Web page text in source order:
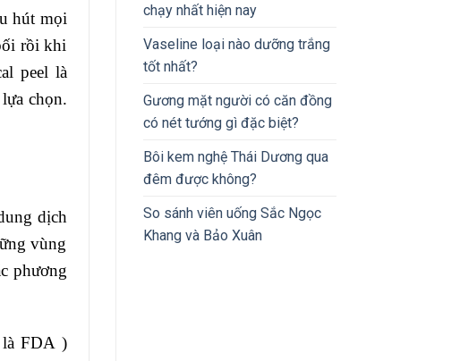
hút mọi
rồi khi
peel là
chọn.
dịch
vùng
phương
là FDA )
chạy nhất hiện nay
Vaseline loại nào dưỡng trắng
tốt nhất?
Gương mặt người có căn đồng
có nét tướng gì đặc biệt?
Bôi kem nghệ Thái Dương qua
đêm được không?
So sánh viên uống Sắc Ngọc
Khang và Bảo Xuân